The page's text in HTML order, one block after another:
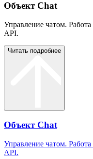
Объект Chat
Управление чатом. Работа
API.
Читать подробнее
Объект Chat
Управление чатом. Работа
API.